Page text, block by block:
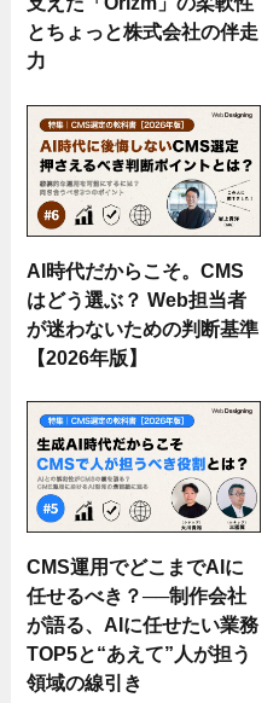
とちょっと株式会社の伴走
力
AI時代だからこそ。CMS
はどう選ぶ？ Web担当者
が迷わないための判断基準
【2026年版】
CMS運用でどこまでAIに
任せるべき？──制作会社
が語る、AIに任せたい業務
TOP5と“あえて”人が担う
領域の線引き